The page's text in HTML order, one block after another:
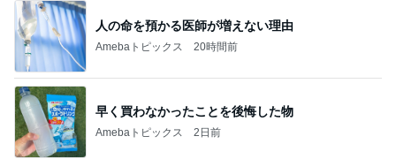
早く買わなかったことを後悔した物
Amebaトピックス 2日前